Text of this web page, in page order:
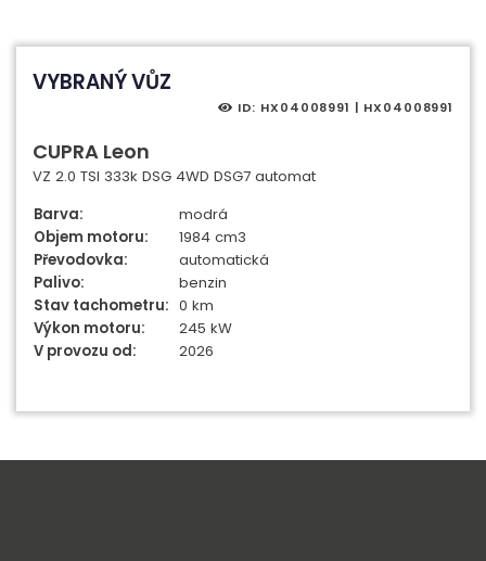
VYBRANÝ VŮZ
ID: HX04008991 | HX04008991
CUPRA Leon
VZ 2.0 TSI 333k DSG 4WD DSG7 automat
Barva:
modrá
Objem motoru:
1984 cm3
Převodovka:
automatická
Palivo:
benzin
Stav tachometru: 0 km
Výkon motoru:
245 kW
V provozu od:
2026